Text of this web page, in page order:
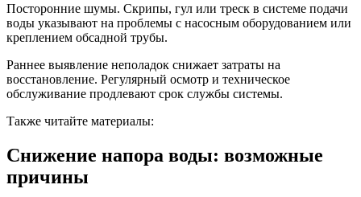
Посторонние шумы. Скрипы, гул или треск в системе подачи
воды указывают на проблемы с насосным оборудованием или
креплением обсадной трубы.
Раннее выявление неполадок снижает затраты на
восстановление. Регулярный осмотр и техническое
обслуживание продлевают срок службы системы.
Также читайте материалы:
Снижение напора воды: возможные
причины